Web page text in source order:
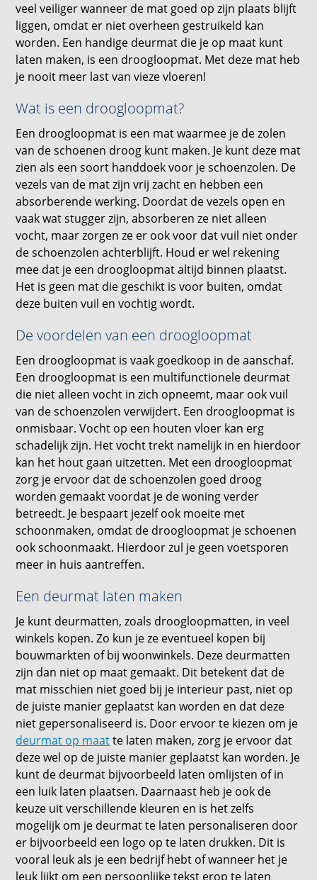
veel veiliger wanneer de mat goed op zijn plaats blijft
liggen, omdat er niet overheen gestruikeld kan
worden. Een handige deurmat die je op maat kunt
laten maken, is een droogloopmat. Met deze mat heb
je nooit meer last van vieze vloeren!
Wat is een droogloopmat?
Een droogloopmat is een mat waarmee je de zolen
van de schoenen droog kunt maken. Je kunt deze mat
zien als een soort handdoek voor je schoenzolen. De
vezels van de mat zijn vrij zacht en hebben een
absorberende werking. Doordat de vezels open en
vaak wat stugger zijn, absorberen ze niet alleen
vocht, maar zorgen ze er ook voor dat vuil niet onder
de schoenzolen achterblijft. Houd er wel rekening
mee dat je een droogloopmat altijd binnen plaatst.
Het is geen mat die geschikt is voor buiten, omdat
deze buiten vuil en vochtig wordt.
De voordelen van een droogloopmat
Een droogloopmat is vaak goedkoop in de aanschaf.
Een droogloopmat is een multifunctionele deurmat
die niet alleen vocht in zich opneemt, maar ook vuil
van de schoenzolen verwijdert. Een droogloopmat is
onmisbaar. Vocht op een houten vloer kan erg
schadelijk zijn. Het vocht trekt namelijk in en hierdoor
kan het hout gaan uitzetten. Met een droogloopmat
zorg je ervoor dat de schoenzolen goed droog
worden gemaakt voordat je de woning verder
betreedt. Je bespaart jezelf ook moeite met
schoonmaken, omdat de droogloopmat je schoenen
ook schoonmaakt. Hierdoor zul je geen voetsporen
meer in huis aantreffen.
Een deurmat laten maken
Je kunt deurmatten, zoals droogloopmatten, in veel
winkels kopen. Zo kun je ze eventueel kopen bij
bouwmarkten of bij woonwinkels. Deze deurmatten
zijn dan niet op maat gemaakt. Dit betekent dat de
mat misschien niet goed bij je interieur past, niet op
de juiste manier geplaatst kan worden en dat deze
niet gepersonaliseerd is. Door ervoor te kiezen om je
deurmat op maatte laten maken, zorg je ervoor dat
deze wel op de juiste manier geplaatst kan worden. Je
kunt de deurmat bijvoorbeeld laten omlijsten of in
een luik laten plaatsen. Daarnaast heb je ook de
keuze uit verschillende kleuren en is het zelfs
mogelijk om je deurmat te laten personaliseren door
er bijvoorbeeld een logo op te laten drukken. Dit is
vooral leuk als je een bedrijf hebt of wanneer het je
leuk lijkt om een persoonlijke tekst erop te laten